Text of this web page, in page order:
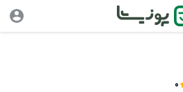
0